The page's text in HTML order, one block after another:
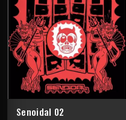
Senoidal 02